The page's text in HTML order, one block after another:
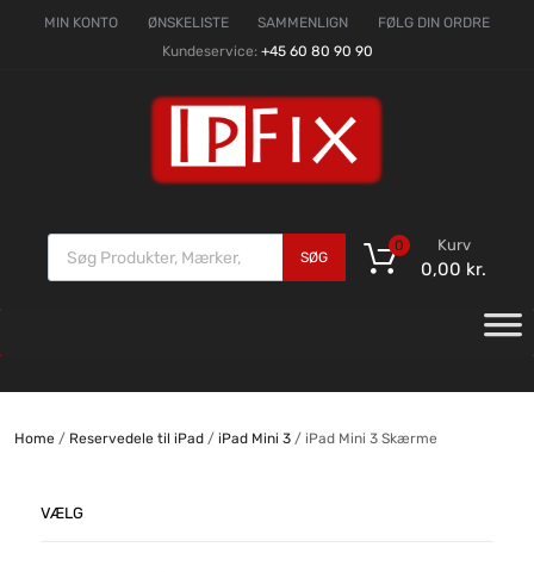
MIN KONTO ØNSKELISTE SAMMENLIGN
FØLG DIN ORDRE
Kundeservice: +45 60 80 90 90
SØG
Kurv
0,00 kr.
0
Home/ Reservedele til iPad/ iPad Mini 3/ iPad Mini 3 Skærme
VÆLG